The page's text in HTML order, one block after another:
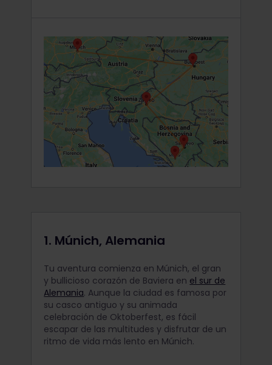
1. Múnich, Alemania
Tu aventura comienza en Múnich, el gran
y bullicioso corazón de Baviera en el sur de
Alemania. Aunque la ciudad es famosa por
su casco antiguo y su animada
celebración de Oktoberfest, es fácil
escapar de las multitudes y disfrutar de un
ritmo de vida más lento en Múnich.